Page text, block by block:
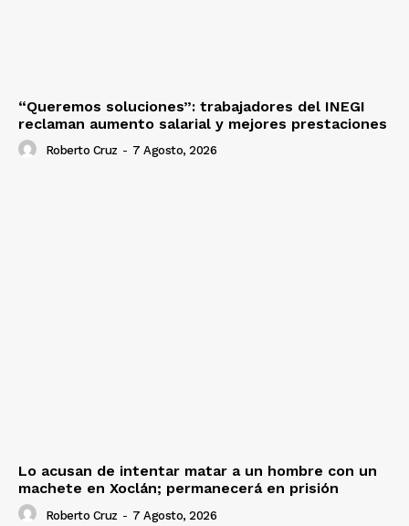
“Queremos soluciones”: trabajadores del INEGI
reclaman aumento salarial y mejores prestaciones
Roberto Cruz - 7 Agosto, 2026
Lo acusan de intentar matar a un hombre con un
machete en Xoclán; permanecerá en prisión
Roberto Cruz - 7 Agosto, 2026